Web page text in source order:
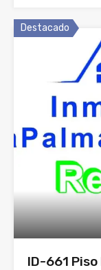
Destacado
ID-661